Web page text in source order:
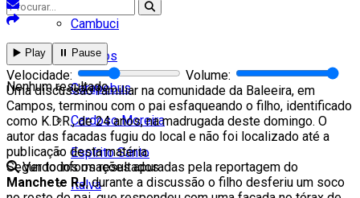
Cambuci
Campos
Carapebus
Cardoso Moreira
Espírito Santo
Italva
Nenhum resultado
Ver todos os resultados
▶️ Play ⏸️ Pause
Velocidade:
Volume:
Uma discussão familiar na comunidade da Baleeira, em
Campos, terminou com o pai esfaqueando o filho, identificado
como K.D.R., de 24 anos, na madrugada deste domingo. O
autor das facadas fugiu do local e não foi localizado até a
publicação desta matéria.
Segundo informações apuradas pela reportagem do
Manchete RJ, durante a discussão o filho desferiu um soco